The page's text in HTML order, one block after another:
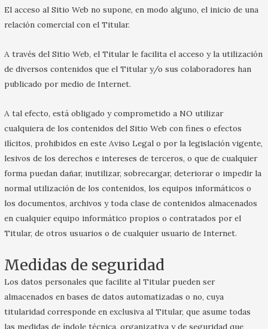
El acceso al Sitio Web no supone, en modo alguno, el inicio de una
relación comercial con el Titular.
A través del Sitio Web, el Titular le facilita el acceso y la utilización
de diversos contenidos que el Titular y/o sus colaboradores han
publicado por medio de Internet.
A tal efecto, está obligado y comprometido a NO utilizar
cualquiera de los contenidos del Sitio Web con fines o efectos
ilícitos, prohibidos en este Aviso Legal o por la legislación vigente,
lesivos de los derechos e intereses de terceros, o que de cualquier
forma puedan dañar, inutilizar, sobrecargar, deteriorar o impedir la
normal utilización de los contenidos, los equipos informáticos o
los documentos, archivos y toda clase de contenidos almacenados
en cualquier equipo informático propios o contratados por el
Titular, de otros usuarios o de cualquier usuario de Internet.
Medidas de seguridad
Los datos personales que facilite al Titular pueden ser
almacenados en bases de datos automatizadas o no, cuya
titularidad corresponde en exclusiva al Titular, que asume todas
las medidas de índole técnica, organizativa y de seguridad que